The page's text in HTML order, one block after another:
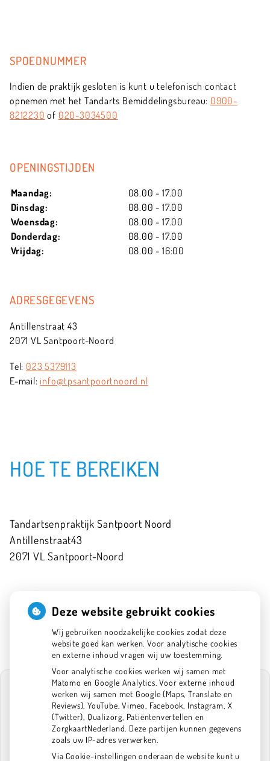
SPOEDNUMMER
Indien de praktijk gesloten is kunt u telefonisch contact
opnemen met het Tandarts Bemiddelingsbureau: 0900-
8212230 of 020-3034500
OPENINGSTIJDEN
Maandag:
08.00 - 17.00
Dinsdag:
08.00 - 17.00
Woensdag:
08.00 - 17.00
Donderdag:
08.00 - 17.00
Vrijdag:
08.00 - 16:00
ADRESGEGEVENS
Antillenstraat 43
2071 VL Santpoort-Noord
Tel: 023 5379113
E-mail: info@tpsantpoortnoord.nl
HOE TE BEREIKEN
Tandartsenpraktijk Santpoort Noord
Antillenstraat43
2071 VL Santpoort-Noord
023 5379113
U heeft geen toestemming gegeven voor
externe inhoud
die nodig is om dit te
Deze website gebruikt cookies
Wij gebruiken noodzakelijke cookies zodat deze
website goed kan werken. Voor analytische cookies
en externe inhoud vragen wij uw toestemming.
Voor analytische cookies werken wij samen met
Matomo en Google Analytics. Voor externe inhoud
werken wij samen met Google (Maps, Translate en
Reviews), YouTube, Vimeo, Facebook, Instagram, X
(Twitter), Qualizorg, Patiëntenvertellen en
ZorgkaartNederland. Deze partijen kunnen gegevens
zoals uw IP-adres verwerken.
Via Cookie-instellingen onderaan de website kunt u